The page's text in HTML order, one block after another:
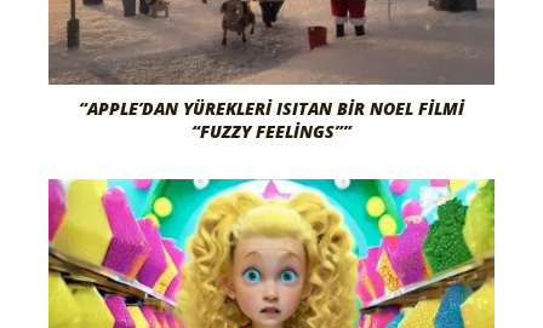
“APPLE’DAN YÜREKLERI ISITAN BIR NOEL FILMI
“FUZZY FEELINGS””